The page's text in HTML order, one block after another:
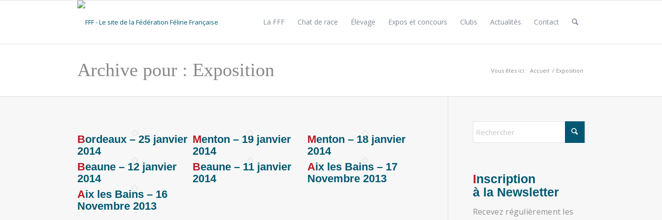
La FFF Chat de race Élevage Expos et concours Clubs Actualités Contact
Archive pour : Exposition Vous êtes ici : Accueil / Exposition
Bordeaux – 25 janvier
2014
Menton – 19 janvier
2014
Menton – 18 janvier
2014
Beaune – 12 janvier
2014
Beaune – 11 janvier
2014
Aix les Bains – 17
Novembre 2013
Aix les Bains – 16
Novembre 2013
Inscription
à la Newsletter
Recevez régulièrement les